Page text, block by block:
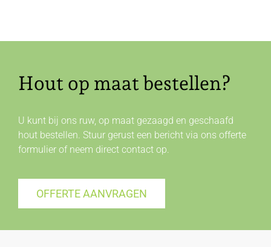
Hout op maat bestellen?
U kunt bij ons ruw, op maat gezaagd en geschaafd
hout bestellen. Stuur gerust een bericht via ons offerte
formulier of neem direct contactop.
OFFERTE AANVRAGEN